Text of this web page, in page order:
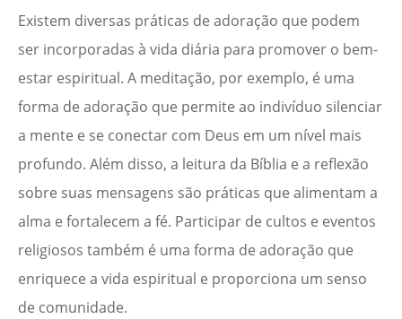
Existem diversas práticas de adoração que podem
ser incorporadas à vida diária para promover o bem-
estar espiritual. A meditação, por exemplo, é uma
forma de adoração que permite ao indivíduo silenciar
a mente e se conectar com Deus em um nível mais
profundo. Além disso, a leitura da Bíblia e a reflexão
sobre suas mensagens são práticas que alimentam a
alma e fortalecem a fé. Participar de cultos e eventos
religiosos também é uma forma de adoração que
enriquece a vida espiritual e proporciona um senso
de comunidade.